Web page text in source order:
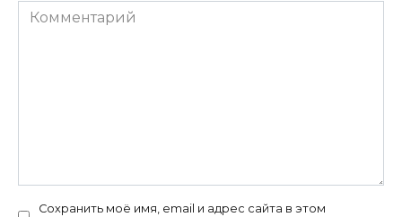
Комментарий
Сохранить моё имя, email и адрес сайта в этом